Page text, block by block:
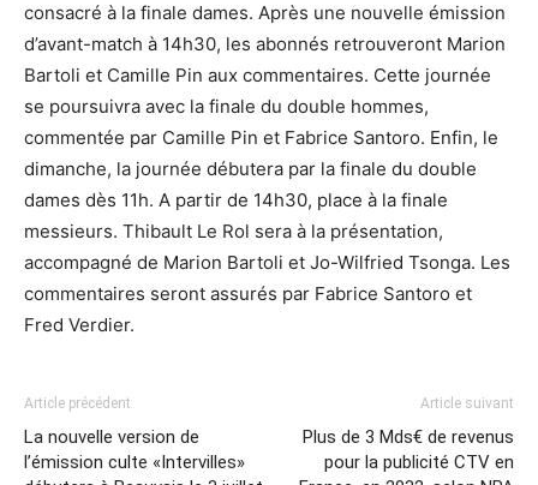
consacré à la finale dames. Après une nouvelle émission
d’avant-match à 14h30, les abonnés retrouveront Marion
Bartoli et Camille Pin aux commentaires. Cette journée
se poursuivra avec la finale du double hommes,
commentée par Camille Pin et Fabrice Santoro. Enfin, le
dimanche, la journée débutera par la finale du double
dames dès 11h. A partir de 14h30, place à la finale
messieurs. Thibault Le Rol sera à la présentation,
accompagné de Marion Bartoli et Jo-Wilfried Tsonga. Les
commentaires seront assurés par Fabrice Santoro et
Fred Verdier.
Article précédent
La nouvelle version de
l’émission culte «Intervilles»
Article suivant
Plus de 3 Mds€ de revenus
pour la publicité CTV en